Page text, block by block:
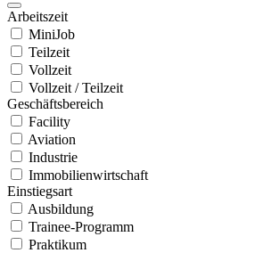
Arbeitszeit
MiniJob
Teilzeit
Vollzeit
Vollzeit / Teilzeit
Geschäftsbereich
Facility
Aviation
Industrie
Immobilienwirtschaft
Einstiegsart
Ausbildung
Trainee-Programm
Praktikum